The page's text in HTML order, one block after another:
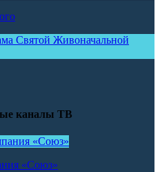
каналы ТВ
«Союз»